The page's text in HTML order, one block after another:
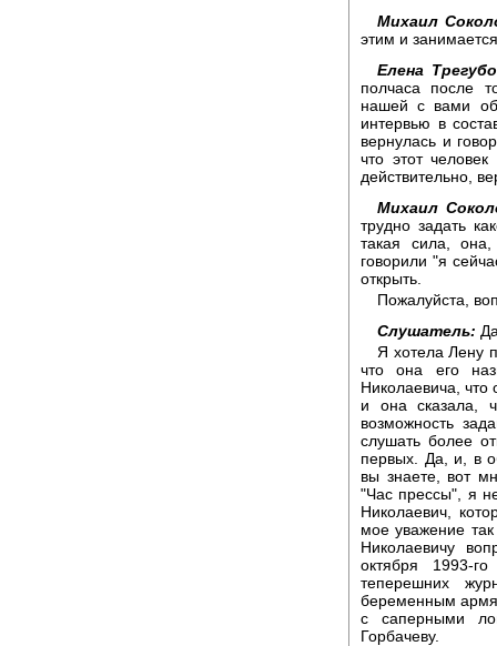
Михаил
этим и
Елена
полчаса после
нашей с вами
интервью в
вернулась и
что этот
действительно,
Михаил
трудно задать
такая сила,
говорили "я
открыть.
Пожалуйста,
Слушатель:
Я хотела Лену
что она его
Николаевича, что
и она сказала,
возможность
слушать более
первых. Да, и, в
вы знаете, вот
"Час прессы", я
Николаевич,
мое уважение
Николаевичу
октября 1993-
теперешних
беременным
с саперными
Горбачеву.